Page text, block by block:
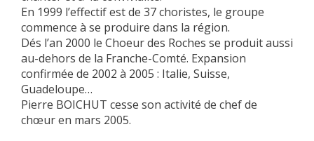
En 1999 l’effectif est de 37 choristes, le groupe
commence à se produire dans la région.
Dés l’an 2000 le Choeur des Roches se produit aussi
au-dehors de la Franche-Comté. Expansion
confirmée de 2002 à 2005 : Italie, Suisse,
Guadeloupe…
Pierre BOICHUT cesse son activité de chef de
chœur en mars 2005.